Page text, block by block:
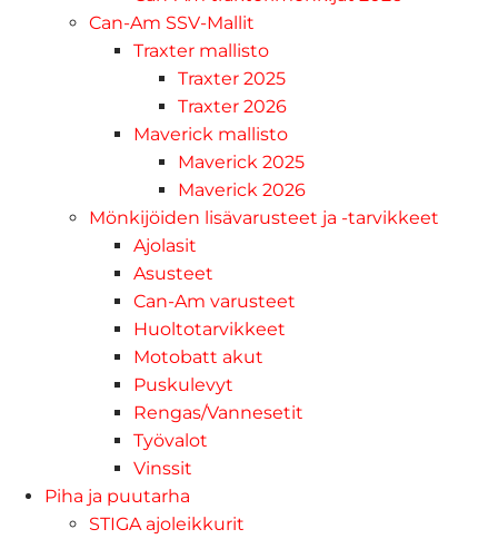
Can-Am SSV-Mallit
Traxter mallisto
Traxter 2025
Traxter 2026
Maverick mallisto
Maverick 2025
Maverick 2026
Mönkijöiden lisävarusteet ja -tarvikkeet
Ajolasit
Asusteet
Can-Am varusteet
Huoltotarvikkeet
Motobatt akut
Puskulevyt
Rengas/Vannesetit
Työvalot
Vinssit
Piha ja puutarha
STIGA ajoleikkurit